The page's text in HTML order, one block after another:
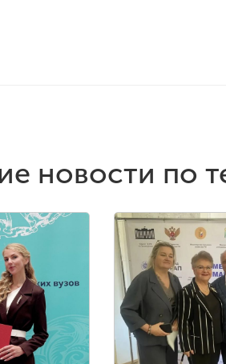
новости по